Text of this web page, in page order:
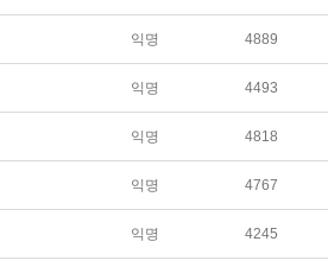
익명 4889
익명 4493
익명 4818
익명 4767
익명 4245